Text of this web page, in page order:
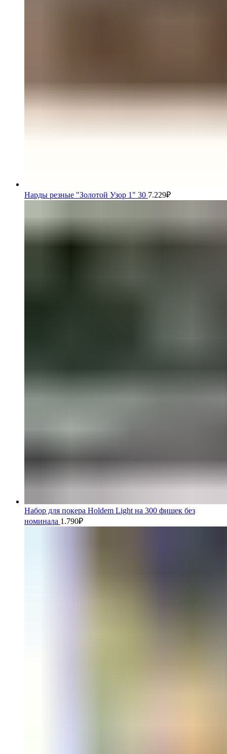
Нарды резные "Золотой Узор 1" 30 7.229₽
Набор для покера Holdem Light на 300 фишек без
номинала 1.790₽